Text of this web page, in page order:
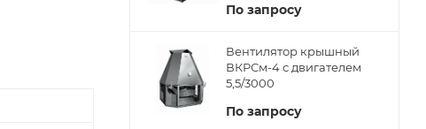
По запросу
Вентилятор крышный
ВКРСм-4 с двигателем
5,5/3000
По запросу